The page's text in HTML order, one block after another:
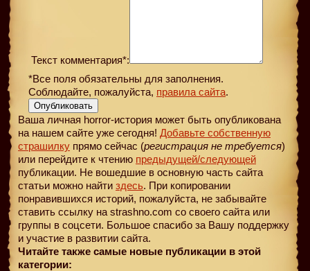
Текст комментария*:
*Все поля обязательны для заполнения.
Соблюдайте, пожалуйста, правила сайта.
Опубликовать
Ваша личная horror-история может быть опубликована
на нашем сайте уже сегодня! Добавьте собственную
страшилку прямо сейчас (регистрация не требуется)
или перейдите к чтению предыдущей/следующей
публикации. Не вошедшие в основную часть сайта
статьи можно найти здесь. При копировании
понравившихся историй, пожалуйста, не забывайте
ставить ссылку на strashno.com со своего сайта или
группы в соцсети. Большое спасибо за Вашу поддержку
и участие в развитии сайта.
Читайте также самые новые публикации в этой
категории: